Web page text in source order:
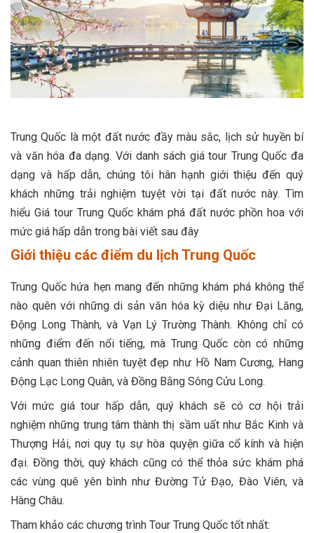
Trung Quốc là một đất nước đầy màu sắc, lịch sử huyền bí
và văn hóa đa dạng. Với danh sách giá tour Trung Quốc đa
dạng và hấp dẫn, chúng tôi hân hạnh giới thiệu đến quý
khách những trải nghiệm tuyệt vời tại đất nước này. Tìm
hiểu Giá tour Trung Quốc khám phá đất nước phồn hoa với
mức giá hấp dẫn trong bài viết sau đây
Giới thiệu các điểm du lịch Trung Quốc
Trung Quốc hứa hẹn mang đến những khám phá không thể
nào quên với những di sản văn hóa kỳ diệu như Đại Lăng,
Động Long Thành, và Vạn Lý Trường Thành. Không chỉ có
những điểm đến nổi tiếng, mà Trung Quốc còn có những
cảnh quan thiên nhiên tuyệt đẹp như Hồ Nam Cương, Hang
Động Lạc Long Quân, và Đồng Bằng Sông Cửu Long.
Với mức giá tour hấp dẫn, quý khách sẽ có cơ hội trải
nghiệm những trung tâm thành thị sầm uất như Bắc Kinh và
Thượng Hải, nơi quy tụ sự hòa quyện giữa cổ kính và hiện
đại. Đồng thời, quý khách cũng có thể thỏa sức khám phá
các vùng quê yên bình như Đường Tử Đạo, Đào Viên, và
Hàng Châu.
Tham khảo các chương trình Tour Trung Quốc tốt nhất: